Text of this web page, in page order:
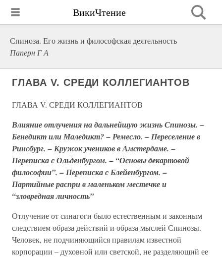
ВикиЧтение
Спиноза. Его жизнь и философская деятельность
Паперн Г А
ГЛАВА V. СРЕДИ КОЛЛЕГИАНТОВ
ГЛАВА V. СРЕДИ КОЛЛЕГИАНТОВ
Влияние отлучения на дальнейшую жизнь Спинозы. –
Бенедикт или Маледикт? – Ремесло. – Переселение в
Ринсбург. – Кружок учеников в Амстердаме. –
Переписка с Ольденбургом. – “Основы декартовой
философии”. – Переписка с Блейенбургом. –
Партийные распри в маленьком местечке и
“зловредная личность”
Отлучение от синагоги было естественным и законным
следствием образа действий и образа мыслей Спинозы.
Человек, не подчиняющийся правилам известной
корпорации – духовной или светской, не разделяющий ее